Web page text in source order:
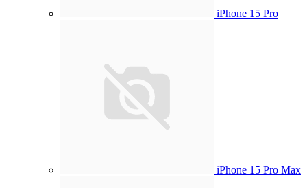
iPhone 15 Pro
iPhone 15 Pro Max